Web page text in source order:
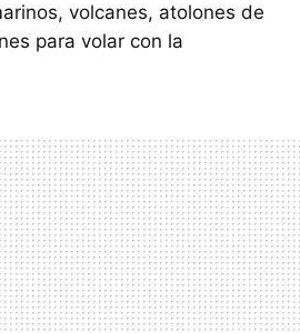
volcanes, atolones de
para volar con la